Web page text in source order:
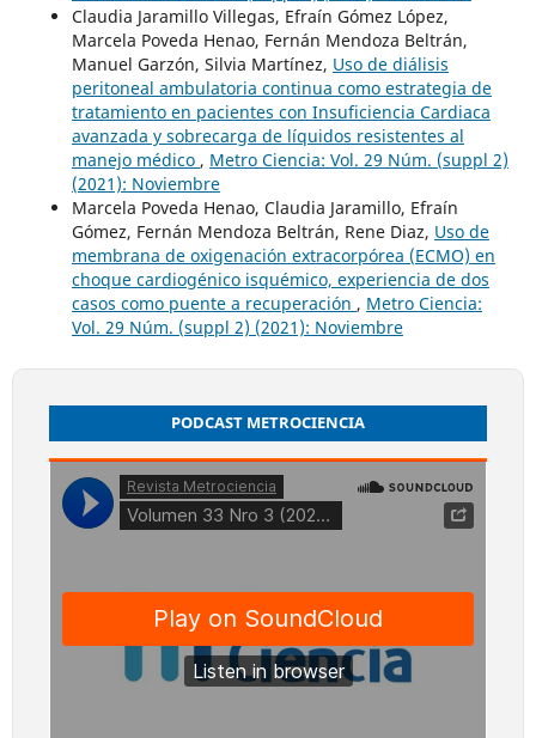
Claudia Jaramillo Villegas, Efraín Gómez López,
Marcela Poveda Henao, Fernán Mendoza Beltrán,
Manuel Garzón, Silvia Martínez, Uso de diálisis
peritoneal ambulatoria continua como estrategia de
tratamiento en pacientes con Insuficiencia Cardiaca
avanzada y sobrecarga de líquidos resistentes al
manejo médico , Metro Ciencia: Vol. 29 Núm. (suppl 2)
(2021): Noviembre
Marcela Poveda Henao, Claudia Jaramillo, Efraín
Gómez, Fernán Mendoza Beltrán, Rene Diaz, Uso de
membrana de oxigenación extracorpórea (ECMO) en
choque cardiogénico isquémico, experiencia de dos
casos como puente a recuperación , Metro Ciencia:
Vol. 29 Núm. (suppl 2) (2021): Noviembre
PODCAST METROCIENCIA